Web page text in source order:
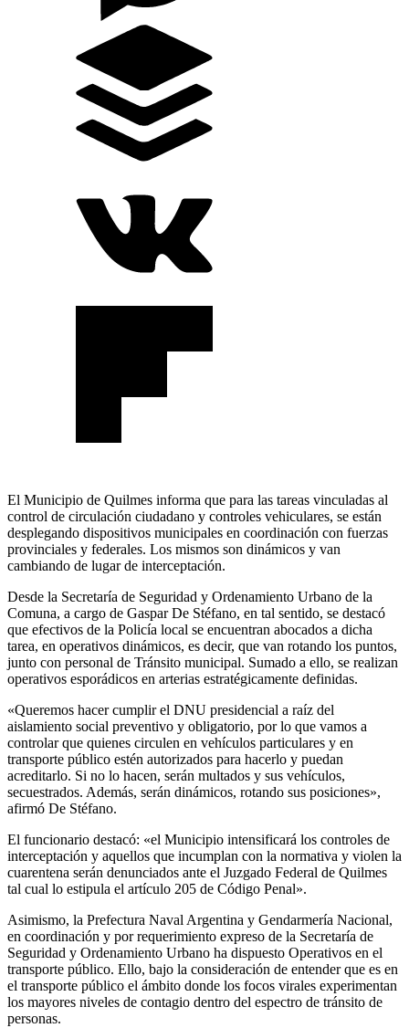
El Municipio de Quilmes informa que para las tareas vinculadas al
control de circulación ciudadano y controles vehiculares, se están
desplegando dispositivos municipales en coordinación con fuerzas
provinciales y federales. Los mismos son dinámicos y van
cambiando de lugar de interceptación.
Desde la Secretaría de Seguridad y Ordenamiento Urbano de la
Comuna, a cargo de Gaspar De Stéfano, en tal sentido, se destacó
que efectivos de la Policía local se encuentran abocados a dicha
tarea, en operativos dinámicos, es decir, que van rotando los puntos,
junto con personal de Tránsito municipal. Sumado a ello, se realizan
operativos esporádicos en arterias estratégicamente definidas.
«Queremos hacer cumplir el DNU presidencial a raíz del
aislamiento social preventivo y obligatorio, por lo que vamos a
controlar que quienes circulen en vehículos particulares y en
transporte público estén autorizados para hacerlo y puedan
acreditarlo. Si no lo hacen, serán multados y sus vehículos,
secuestrados. Además, serán dinámicos, rotando sus posiciones»,
afirmó De Stéfano.
El funcionario destacó: «el Municipio intensificará los controles de
interceptación y aquellos que incumplan con la normativa y violen la
cuarentena serán denunciados ante el Juzgado Federal de Quilmes
tal cual lo estipula el artículo 205 de Código Penal».
Asimismo, la Prefectura Naval Argentina y Gendarmería Nacional,
en coordinación y por requerimiento expreso de la Secretaría de
Seguridad y Ordenamiento Urbano ha dispuesto Operativos en el
transporte público. Ello, bajo la consideración de entender que es en
el transporte público el ámbito donde los focos virales experimentan
los mayores niveles de contagio dentro del espectro de tránsito de
personas.